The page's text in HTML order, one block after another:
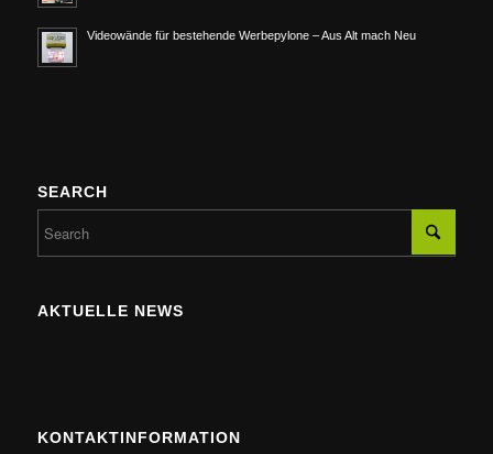
Videowände für bestehende Werbepylone – Aus Alt mach Neu
SEARCH
AKTUELLE NEWS
KONTAKTINFORMATION